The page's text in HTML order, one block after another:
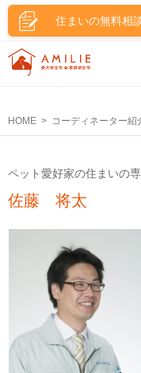
住まいの無料相
HOME コーディネーター紹
ペット愛好家の住まいの
佐藤 将太